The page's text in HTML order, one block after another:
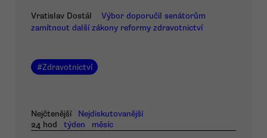
Vratislav Dostál
Výbor doporučil senátorům
zamítnout další zákony reformy zdravotnictví
#Zdravotnictví
Nejčtenější
Nejdiskutovanější
24 hod
týden měsíc